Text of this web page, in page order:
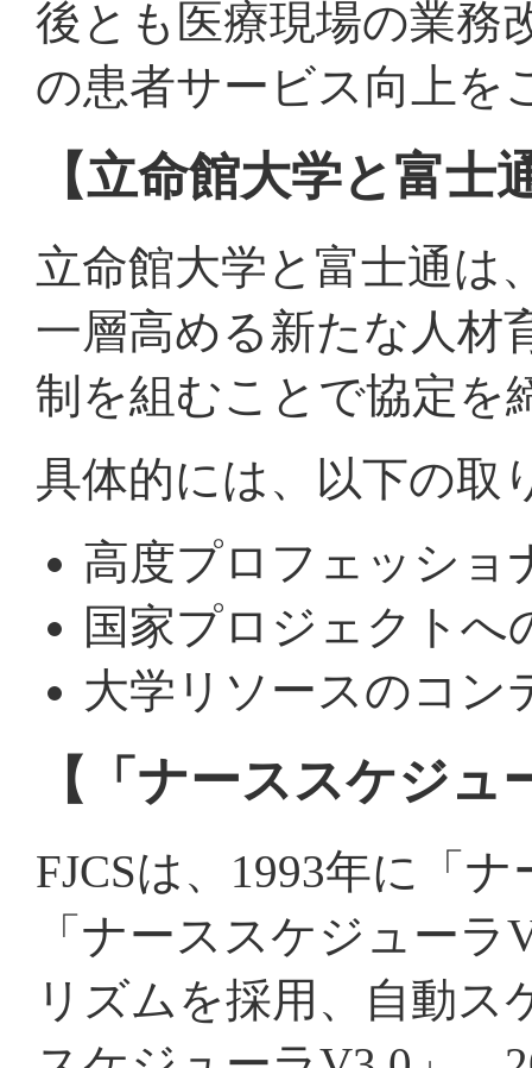
後とも医療現場の業務
の患者サービス向上を
【立命館大学と富
立命館大学と富士通は
一層高める新たな人材
制を組むことで協定を
具体的には、以下の取
高度プロフェッショ
国家プロジェクトへ
大学リソースのコン
【「ナーススケジ
FJCSは、1993年に「
「ナーススケジュー
リズムを採用、自動